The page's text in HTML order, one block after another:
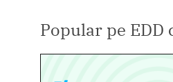
Popular pe EDD